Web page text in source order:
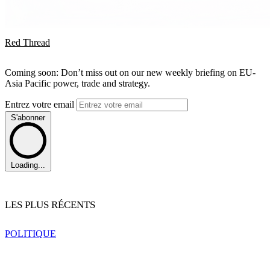
Red Thread
Coming soon: Don’t miss out on our new weekly briefing on EU-
Asia Pacific power, trade and strategy.
Entrez votre email
S'abonner
Loading...
LES PLUS RÉCENTS
POLITIQUE